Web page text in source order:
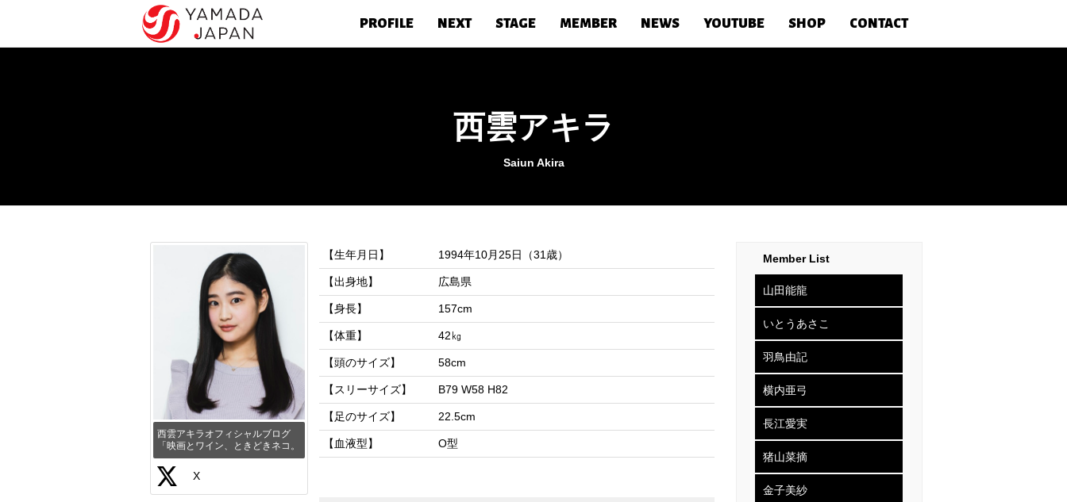
PROFILE NEXT STAGE MEMBER NEWS YOUTUBE SHOP CONTACT
西雲アキラ
Saiun Akira
西雲アキラオフィシャルブログ
「映画とワイン、ときどきネコ。
X
【生年月日】 1994年10月25日（31歳）
【出身地】 広島県
【身長】 157cm
【体重】 42㎏
【頭のサイズ】 58cm
【スリーサイズ】 B79 W58 H82
【足のサイズ】 22.5cm
【血液型】 O型
Member List
山田能龍
いとうあさこ
羽鳥由記
横内亜弓
長江愛実
猪山菜摘
金子美紗